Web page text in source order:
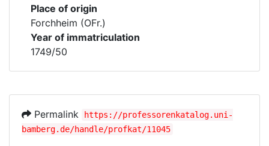
Place of origin
Forchheim (OFr.)
Year of immatriculation
1749/50
Permalink
https://professorenkatalog.uni-
bamberg.de/handle/profkat/11045